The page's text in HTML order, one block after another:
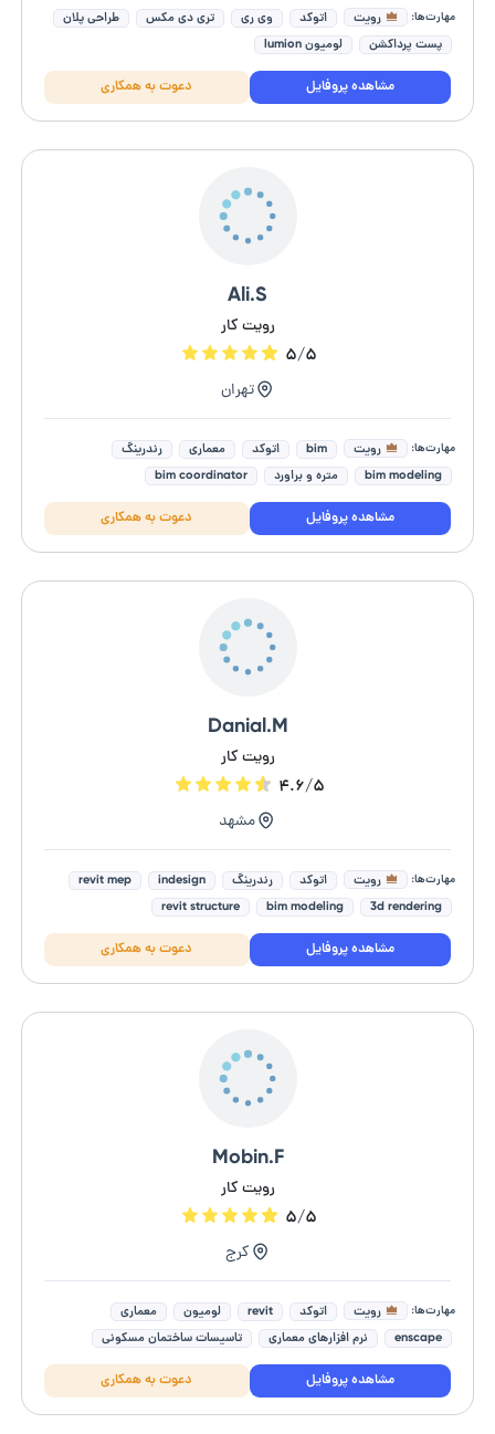
مهارت‌ها: رویت اتوکد وی ری تری دی مکس
طراحی پلان
پست پرداکشن
لومیون lumion
مشاهده پروفایل دعوت به همکاری
Ali.S
رویت کار
۵/۵
تهران
مهارت‌ها: رویت bim اتوکد معماری
رندرینگ
bim modeling
متره و براورد
bim coordinator
نرم افزارهای معماری
مشاهده پروفایل دعوت به همکاری
Danial.M
رویت کار
۴.۶/۵
مشهد
مهارت‌ها: رویت اتوکد رندرینگ indesign
revit mep
3d rendering
bim modeling
revit structure
فتوشاپ (photoshop)
revit architecture
مشاهده پروفایل دعوت به همکاری
Mobin.F
رویت کار
۵/۵
کرج
مهارت‌ها: رویت اتوکد revit لومیون
معماری
enscape
نرم افزارهای معماری
تاسیسات ساختمان مسکونی
طراحی صفر تا صد ساختمان
اجرای پروژه های ساختمانی
مشاهده پروفایل دعوت به همکاری